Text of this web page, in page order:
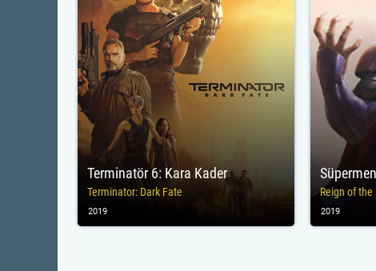
Terminatör 6: Kara Kader
Terminator: Dark Fate
2019
Reign of the
2019